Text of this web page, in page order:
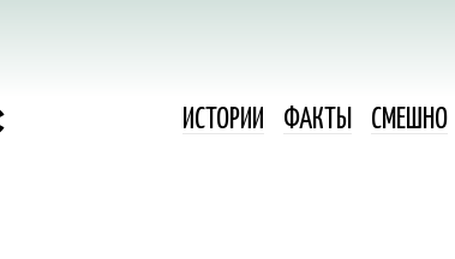
ИСТОРИИ ФАКТЫ СМЕШНО